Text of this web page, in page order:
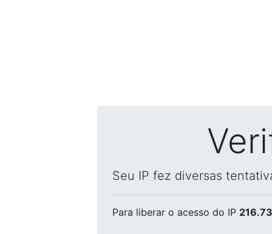
Seu IP fez diversas
Para liberar o acesso do IP